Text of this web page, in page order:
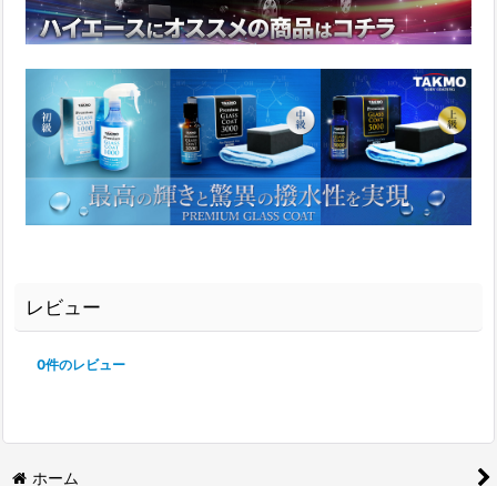
レビュー
0件のレビュー
ホーム